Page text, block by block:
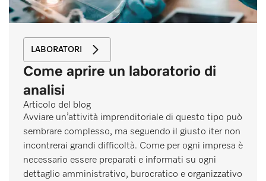
LABORATORI
Come aprire un laboratorio di
analisi
Articolo del blog
Avviare un’attività imprenditoriale di questo tipo può
sembrare complesso, ma seguendo il giusto iter non
incontrerai grandi difficoltà. Come per ogni impresa è
necessario essere preparati e informati su ogni
dettaglio amministrativo, burocratico e organizzativo